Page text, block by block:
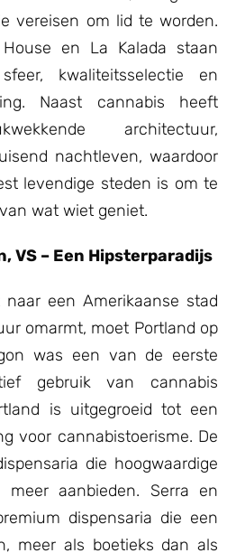
vereisen om lid te worden.
en La Kalada staan
kwaliteitsselectie en
Naast cannabis heeft
architectuur,
nachtleven, waardoor
levendige steden is om te
wat wiet geniet.
VS – Een Hipsterparadijs
een Amerikaanse stad
omarmt, moet Portland op
was een van de eerste
gebruik van cannabis
is uitgegroeid tot een
voor cannabistoerisme. De
die hoogwaardige
meer aanbieden. Serra en
dispensaria die een
meer als boetieks dan als